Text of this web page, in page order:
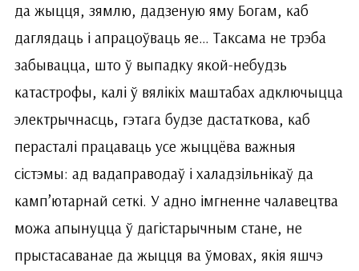
да жыцця, зямлю, дадзеную яму Богам, каб
даглядаць і апрацоўваць яе… Таксама не трэба
забывацца, што ў выпадку якой-небудзь
катастрофы, калі ў вялікіх маштабах адключыцца
электрычнасць, гэтага будзе дастаткова, каб
перасталі працаваць усе жыццёва важныя
сістэмы: ад вадаправодаў і халадзільнікаў да
камп’ютарнай сеткі. У адно імгненне чалавецтва
можа апынуцца ў дагістарычным стане, не
прыстасаванае да жыцця ва ўмовах, якія яшчэ